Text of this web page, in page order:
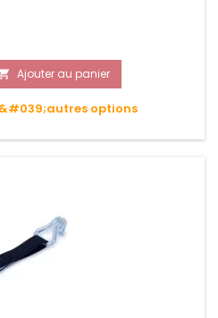
et rapide d'utilisation.
vos chargements pendant
très résistante aux UV et aux
pas l'eau.
Ajouter au panier
options